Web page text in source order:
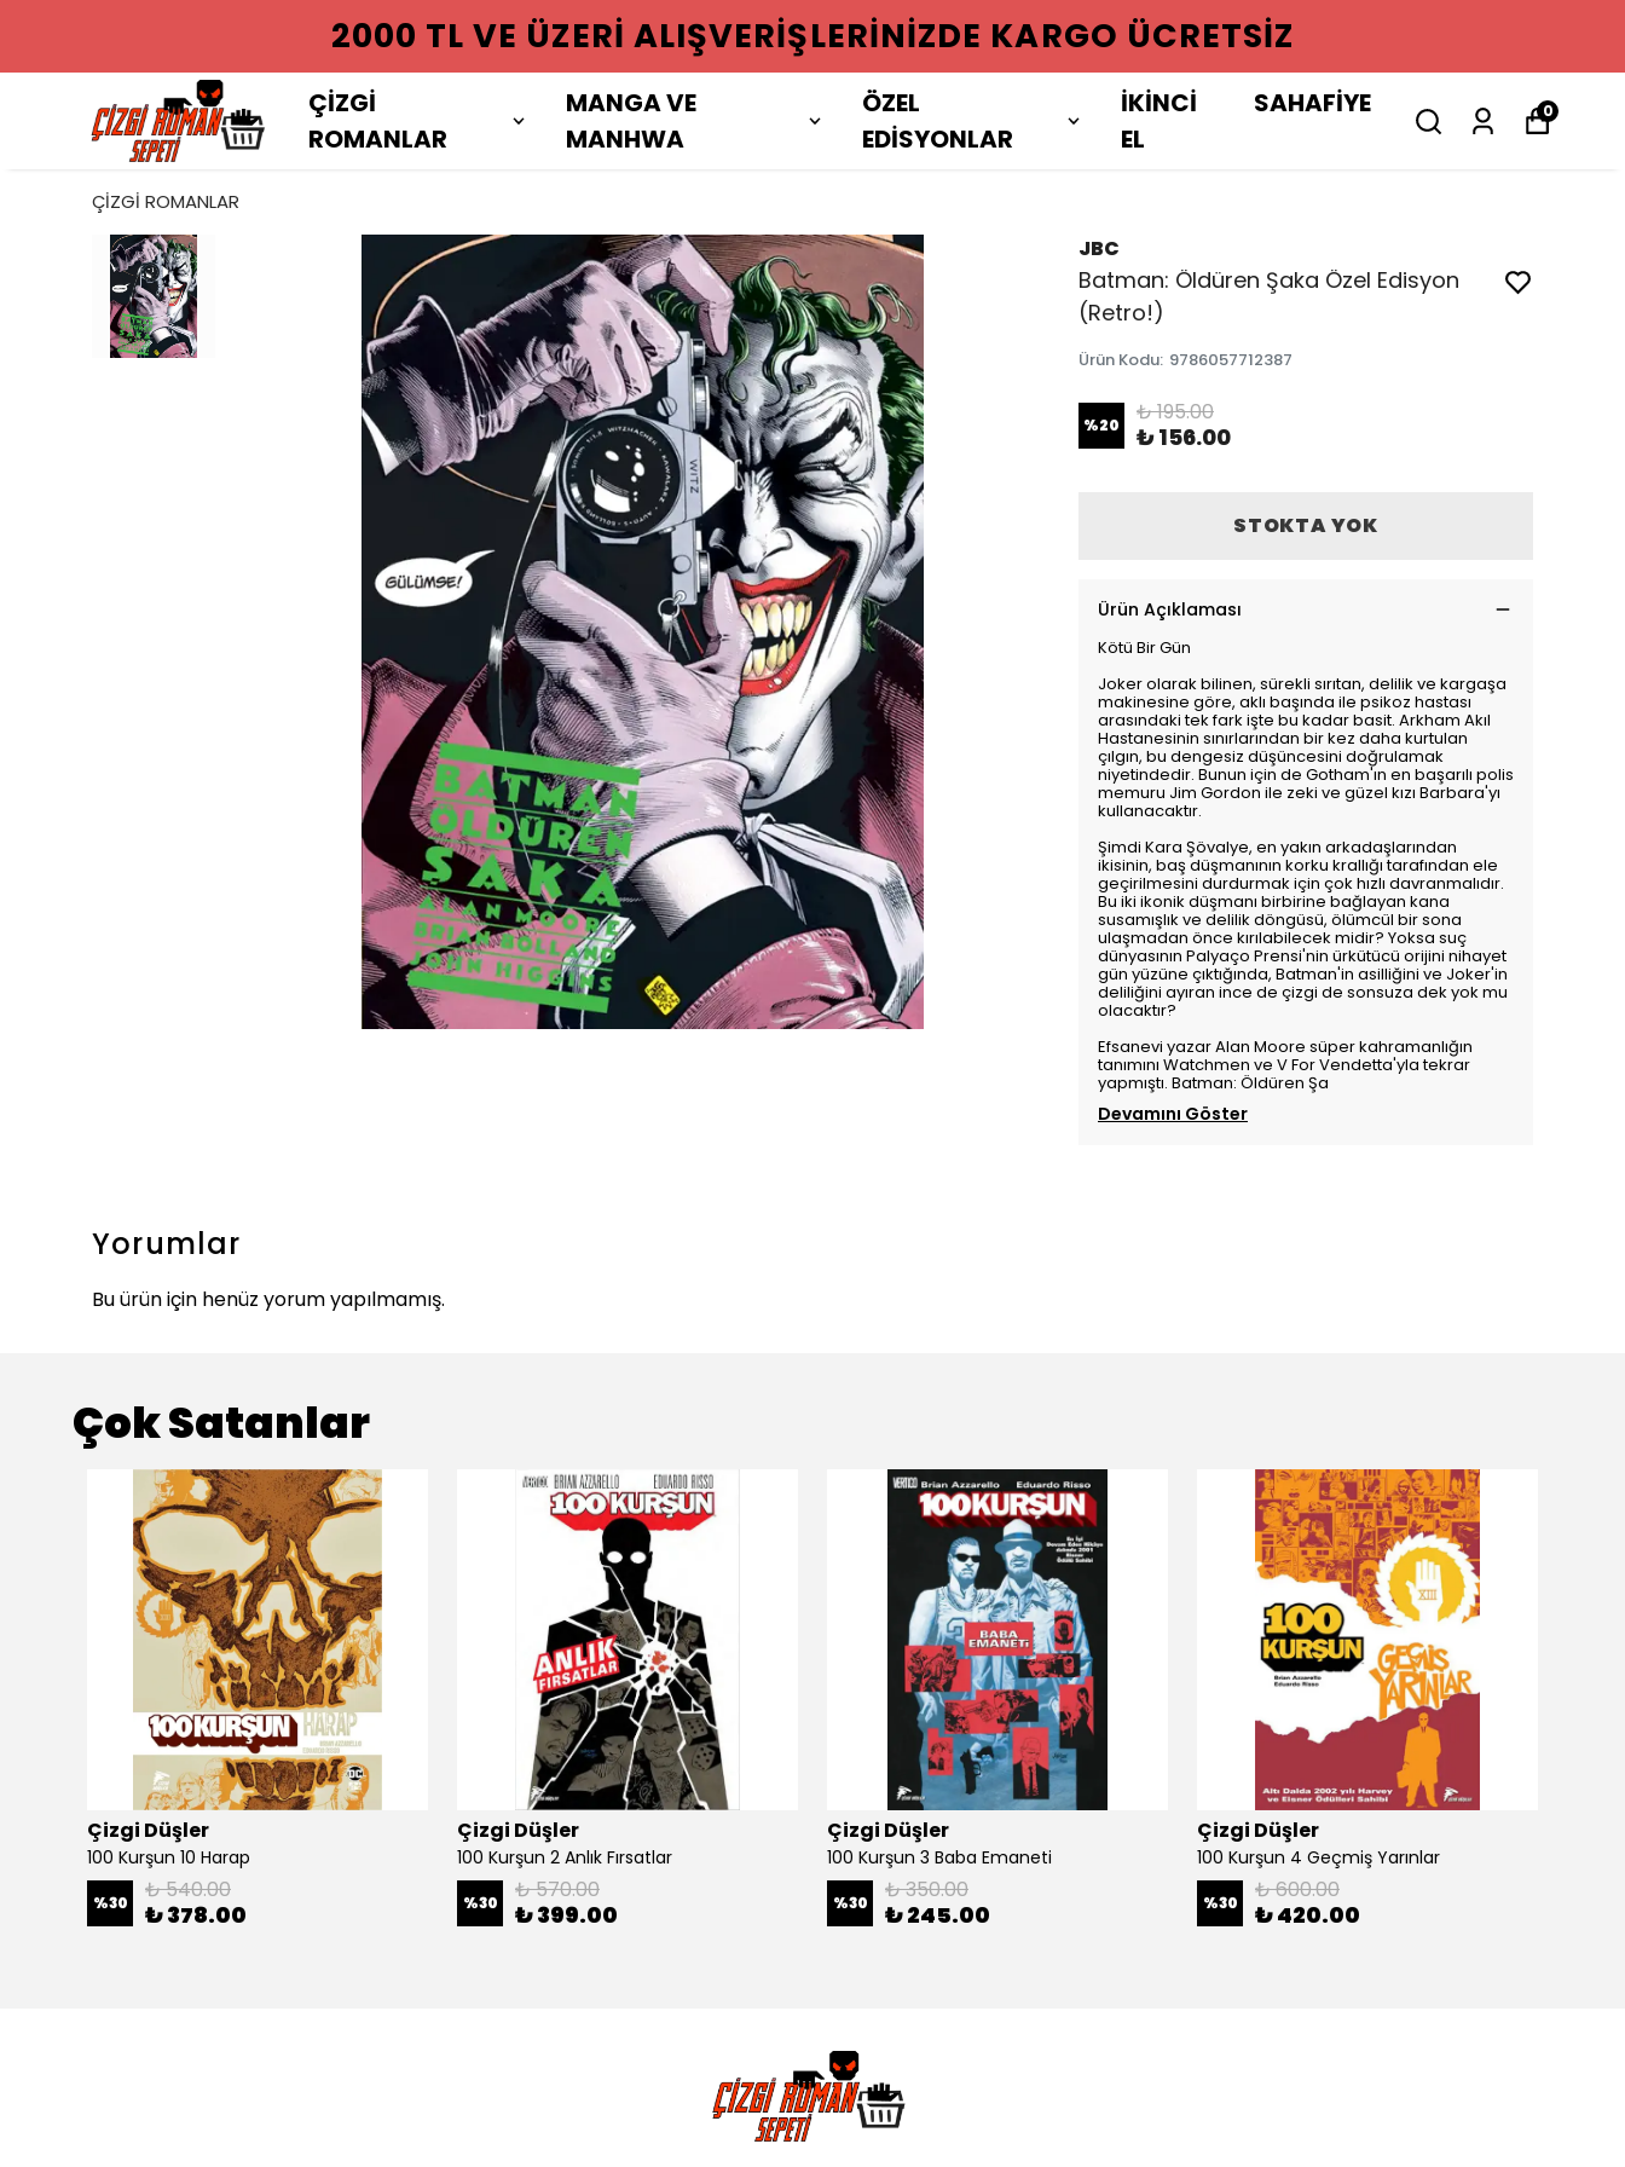
2000 TL VE ÜZERI ALIŞVERIŞLERINIZDE KARGO ÜCRETSIZ
ÇİZGİ
ROMANLAR
MANGA VE
MANHWA
ÖZEL
EDİSYONLAR
İKİNCİ
EL
SAHAFİYE 0
ÇİZGİ ROMANLAR
JBC
Batman: Öldüren Şaka Özel Edisyon
(Retro!)
Ürün Kodu: 9786057712387
%20 ₺ 195.00
₺ 156.00
STOKTA YOK
Ürün Açıklaması
Kötü Bir Gün
Joker olarak bilinen, sürekli sırıtan, delilik ve kargaşa
makinesine göre, aklı başında ile psikoz hastası
arasındaki tek fark işte bu kadar basit. Arkham Akıl
Hastanesinin sınırlarından bir kez daha kurtulan
çılgın, bu dengesiz düşüncesini doğrulamak
niyetindedir. Bunun için de Gotham'ın en başarılı polis
memuru Jim Gordon ile zeki ve güzel kızı Barbara'yı
kullanacaktır.
Şimdi Kara Şövalye, en yakın arkadaşlarından
ikisinin, baş düşmanının korku krallığı tarafından ele
geçirilmesini durdurmak için çok hızlı davranmalıdır.
Bu iki ikonik düşmanı birbirine bağlayan kana
susamışlık ve delilik döngüsü, ölümcül bir sona
ulaşmadan önce kırılabilecek midir? Yoksa suç
dünyasının Palyaço Prensi'nin ürkütücü orijini nihayet
gün yüzüne çıktığında, Batman'in asilliğini ve Joker'in
deliliğini ayıran ince de çizgi de sonsuza dek yok mu
olacaktır?
Efsanevi yazar Alan Moore süper kahramanlığın
tanımını Watchmen ve V For Vendetta'yla tekrar
yapmıştı. Batman: Öldüren Şa
Devamını Göster
Yorumlar
Bu ürün için henüz yorum yapılmamış.
Çok Satanlar
Çizgi Düşler
100 Kurşun 10 Harap
%30 ₺ 540.00
₺ 378.00
Çizgi Düşler
100 Kurşun 2 Anlık Fırsatlar
%30 ₺ 570.00
₺ 399.00
Çizgi Düşler
100 Kurşun 3 Baba Emaneti
%30 ₺ 350.00
₺ 245.00
Çizgi Düşler
100 Kurşun 4 Geçmiş Yarınlar
%30 ₺ 600.00
₺ 420.00